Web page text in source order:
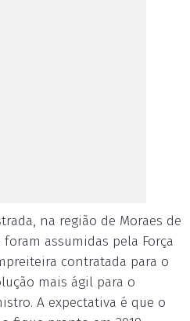
na região de Moraes de
assumidas pela Força
contratada para o
mais ágil para o
A expectativa é que o